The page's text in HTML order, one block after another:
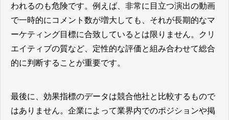
われるのも危険です。例えば、非常に目立つ演出の動画
で一時的にコメント数が増大しても、それが長期的なマ
ーケティング目標に合致しているとは限りません。クリ
エイティブの質など、定性的な評価と組み合わせて総合
的に判断することが重要です。
最後に、効果指標のデータは競合他社と比較するもので
はありません。企業によって業界内でのポジションや掲